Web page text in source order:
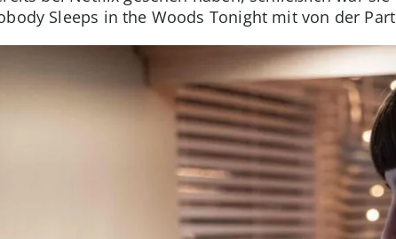
Sleeps in the Woods Tonight mit von der